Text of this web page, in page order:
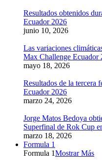
Resultados obtenidos
Ecuador 2026
junio 10, 2026
Las variaciones
Max Challenge Ecuador
mayo 18, 2026
Resultados de la tercera
Ecuador 2026
marzo 24, 2026
Jorge Matos Bedoya
Superfinal de Rok Cup
marzo 18, 2026
Formula 1
Formula 1Mostrar Más